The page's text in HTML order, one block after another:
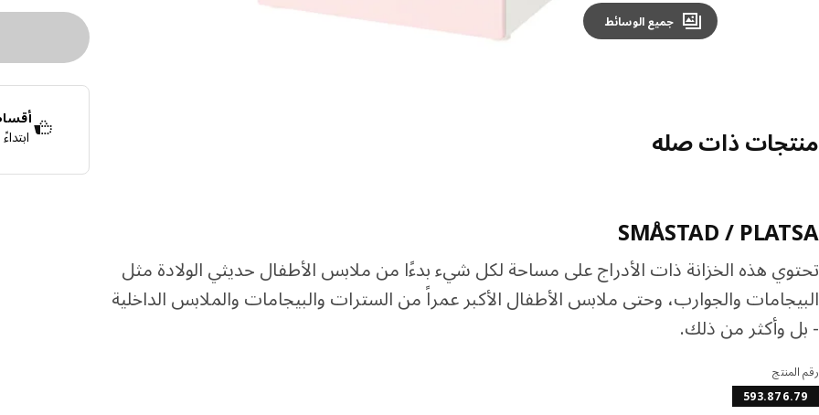
جميع الوسائط
منتجات ذات صله
SMÅSTAD / PLATSA
تحتوي هذه الخزانة ذات الأدراج على مساحة لكل شيء بدءًا من ملابس الأطفال حديثي الولادة مثل
البيجامات والجوارب، وحتى ملابس الأطفال الأكبر عمراً من السترات والبيجامات والملابس الداخلية
- بل وأكثر من ذلك.
رقم المنتج
593.876.79